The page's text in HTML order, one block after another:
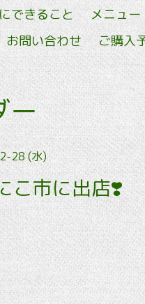
できること メニュー
お問い合わせ ご購入
ー
28 (水)
こ市に出店❣️